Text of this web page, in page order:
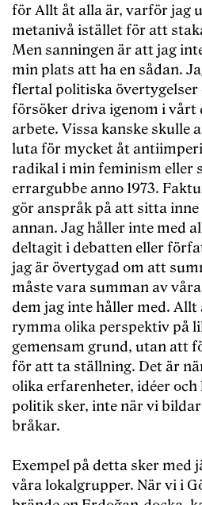
för Allt åt alla är, varför jag
metanivå istället för att
Men sanningen är att jag
min plats att ha en sådan.
flertal politiska övertygelser
försöker driva igenom i vårt
arbete. Vissa kanske skulle
luta för mycket åt
radikal i min feminism eller
errargubbe anno 1973.
gör anspråk på att sitta
annan. Jag håller inte med
deltagit i debatten eller
jag är övertygad om att
måste vara summan av
dem jag inte håller med.
rymma olika perspektiv på
gemensam grund, utan att
för att ta ställning. Det är
olika erfarenheter, idéer
politik sker, inte när vi
bråkar.
Exempel på detta sker med
våra lokalgrupper. När vi i